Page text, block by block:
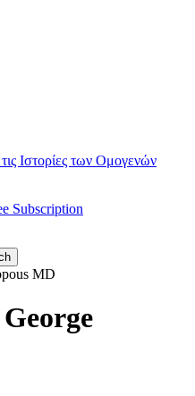
Ιστορίες των Ομογενών
Subscription
MD